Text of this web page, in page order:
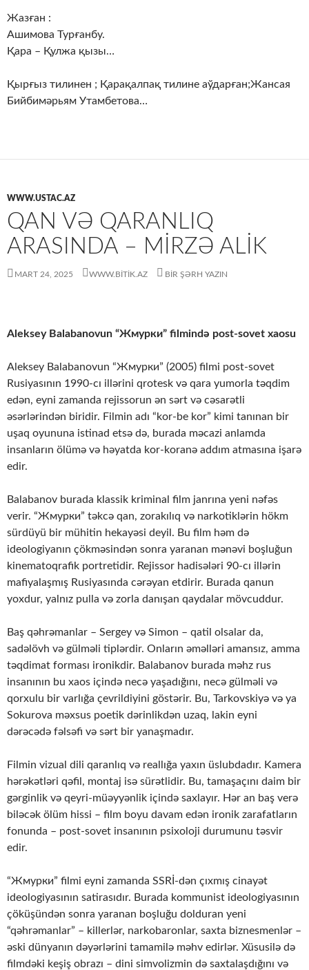
Жазған :
Ашимова Турғанбу.
Қара – Қулжа қызы…
Қырғыз тилинен ; Қарақалпақ тилине аўдарған;Жансая
Бийбимәрьям Утамбетова…
WWW.USTAC.AZ
QAN VƏ QARANLIQ
ARASINDA – MIRZƏ ALIK
MART 24, 2025 WWW.BITIK.AZ BIR ŞƏRH YAZIN
Aleksey Balabanovun “Жмурки” filmində post-sovet xaosu
Aleksey Balabanovun “Жмурки” (2005) filmi post-sovet
Rusiyasının 1990-cı illərini qrotesk və qara yumorla təqdim
edən, eyni zamanda rejissorun ən sərt və cəsarətli
əsərlərindən biridir. Filmin adı “kor-be kor” kimi tanınan bir
uşaq oyununa istinad etsə də, burada məcazi anlamda
insanların ölümə və həyatda kor-koranə addım atmasına işarə
edir.
Balabanov burada klassik kriminal film janrına yeni nəfəs
verir. “Жмурки” təkcə qan, zorakılıq və narkotiklərin hökm
sürdüyü bir mühitin hekayəsi deyil. Bu film həm də
ideologiyanın çökməsindən sonra yaranan mənəvi boşluğun
kinematoqrafik portretidir. Rejissor hadisələri 90-cı illərin
mafiyalaşmış Rusiyasında cərəyan etdirir. Burada qanun
yoxdur, yalnız pulla və zorla danışan qaydalar mövcuddur.
Baş qəhrəmanlar – Sergey və Simon – qatil olsalar da,
sadəlövh və gülməli tiplərdir. Onların əməlləri amansız, amma
təqdimat forması ironikdir. Balabanov burada məhz rus
insanının bu xaos içində necə yaşadığını, necə gülməli və
qorxulu bir varlığa çevrildiyini göstərir. Bu, Tarkovskiyə və ya
Sokurova məxsus poetik dərinlikdən uzaq, lakin eyni
dərəcədə fəlsəfi və sərt bir yanaşmadır.
Filmin vizual dili qaranlıq və reallığa yaxın üslubdadır. Kamera
hərəkətləri qəfil, montaj isə sürətlidir. Bu, tamaşaçını daim bir
gərginlik və qeyri-müəyyənlik içində saxlayır. Hər an baş verə
biləcək ölüm hissi – film boyu davam edən ironik zarafatların
fonunda – post-sovet insanının psixoloji durumunu təsvir
edir.
“Жмурки” filmi eyni zamanda SSRİ-dən çıxmış cinayət
ideologiyasının satirasıdır. Burada kommunist ideologiyasının
çöküşündən sonra yaranan boşluğu dolduran yeni
“qəhrəmanlar” – killerlər, narkobaronlar, saxta biznesmenlər –
əski dünyanın dəyərlərini tamamilə məhv edirlər. Xüsusilə də
filmdəki keşiş obrazı – dini simvolizmin də saxtalaşdığını və